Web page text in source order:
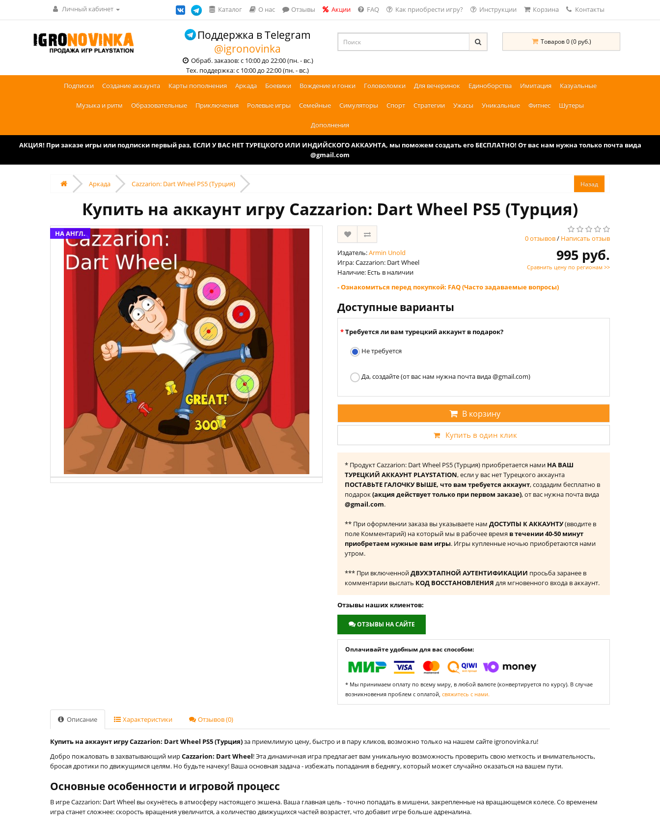
Личный кабинет Каталог О нас Отзывы Акции FAQ Как приобрести игру? Инструкции Корзина Контакты
Поддержка в Telegram
@igronovinka
Обраб. заказов: с 10:00 до 22:00 (пн. - вс.)
Тех. поддержка: с 10:00 до 22:00 (пн. - вс.)
Товаров 0 (0 руб.)
Подписки Создание аккаунта Карты пополнения Аркада Боевики Вождение и гонки Головоломки Для вечеринок Единоборства Имитация Казуальные
Музыка и ритм Образовательные Приключения Ролевые игры Семейные Симуляторы Спорт Стратегии Ужасы Уникальные Фитнес Шутеры
Дополнения
АКЦИЯ! При заказе игры или подписки первый раз, ЕСЛИ У ВАС НЕТ ТУРЕЦКОГО ИЛИ ИНДИЙСКОГО АККАУНТА, мы поможем создать его БЕСПЛАТНО! От вас нам нужна только почта вида
@gmail.com
Аркада Cazzarion: Dart Wheel PS5 (Турция)
Купить на аккаунт игру Cazzarion: Dart Wheel PS5 (Турция)
НА АНГЛ.
0 отзывов/ Написать отзыв
Издатель:Armin Unold
Игра: Cazzarion: Dart Wheel
Наличие: Есть в наличии
995 руб.
Сравнить цену по регионам >>
- Ознакомиться перед покупкой: FAQ (Часто задаваемые вопросы)
Доступные варианты
Требуется ли вам турецкий аккаунт в подарок?
Не требуется
Да, создайте (от вас нам нужна почта вида @gmail.com)
В корзину
Купить в один клик
* Продукт Cazzarion: Dart Wheel PS5 (Турция) приобретается нами НА ВАШ
ТУРЕЦКИЙ АККАУНТ PLAYSTATION, если у вас нет Турецкого аккаунта
ПОСТАВЬТЕ ГАЛОЧКУ ВЫШЕ, что вам требуется аккаунт, создадим бесплатно в
подарок(акция действует только при первом заказе), от вас нужна почта вида
@gmail.com.
** При оформлении заказа вы указываете нам ДОСТУПЫ К АККАУНТУ(вводите в
поле Комментарий) на который мы в рабочее время в течении 40-50 минут
приобретаем нужные вам игры. Игры купленные ночью приобретаются нами
утром.
*** При включеннойДВУХЭТАПНОЙ АУТЕНТИФИКАЦИИ просьба заранее в
комментарии выслать КОД ВОССТАНОВЛЕНИЯ для мгновенного входа в аккаунт.
Отзывы наших клиентов:
ОТЗЫВЫ НА САЙТЕ
Оплачивайте удобным для вас способом:
* Мы принимаем оплату по всему миру, в любой валюте (конвертируется по курсу). В случае
возникновения проблем с оплатой, свяжитесь с нами.
Описание Характеристики Отзывов (0)
Купить на аккаунт игру Cazzarion: Dart Wheel PS5 (Турция)за приемлимую цену, быстро и в пару кликов, возможно только на нашем сайте igronovinka.ru!
Добро пожаловать в захватывающий мирCazzarion: Dart Wheel! Эта динамичная игра предлагает вам уникальную возможность проверить свою меткость и внимательность,
бросая дротики по движущимся целям. Но будьте начеку! Ваша основная задача - избежать попадания в беднягу, который может случайно оказаться на вашем пути.
Основные особенности и игровой процесс
В игре Cazzarion: Dart Wheel вы окунётесь в атмосферу настоящего экшена. Ваша главная цель - точно попадать в мишени, закрепленные на вращающемся колесе. Со временем
игра станет сложнее: скорость вращения увеличится, а количество движущихся частей возрастет, что добавит игре больше адреналина.